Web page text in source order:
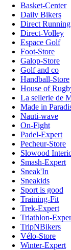
Basket-Center
Daily Bikers
Direct Running
Direct-Volley
Espace Golf
Foot-Store
Galop-Store
Golf and co
Handball-Store
House of
La sellerie de
Made in
Nauti-wave
On-Fight
Padel-Expert
Pecheur-Store
Slowood
Smash-Expert
Sneak'In
Sneakids
Sport is good
Training-Fit
Trek-Expert
Triathlon-
TripNBikers
Vélo-Store
Winter-Expert